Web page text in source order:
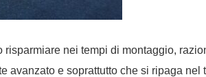
nei tempi di montaggio,
avanzato e soprattutto che si ripaga nel